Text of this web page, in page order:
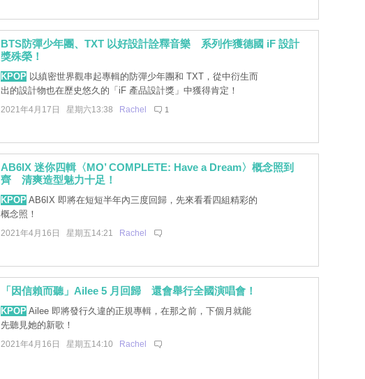
BTS防彈少年團、TXT 以好設計詮釋音樂 系列作獲德國 iF 設計
獎殊榮！
KPOP以縝密世界觀串起專輯的防彈少年團和 TXT，從中衍生而
出的設計物也在歷史悠久的「iF 產品設計獎」中獲得肯定！
2021年4月17日 星期六13:38 Rachel 1
AB6IX 迷你四輯〈MO’ COMPLETE: Have a Dream〉概念照到
齊 清爽造型魅力十足！
KPOPAB6IX 即將在短短半年內三度回歸，先來看看四組精彩的
概念照！
2021年4月16日 星期五14:21 Rachel
「因信賴而聽」Ailee 5 月回歸 還會舉行全國演唱會！
KPOPAilee 即將發行久違的正規專輯，在那之前，下個月就能
先聽見她的新歌！
2021年4月16日 星期五14:10 Rachel